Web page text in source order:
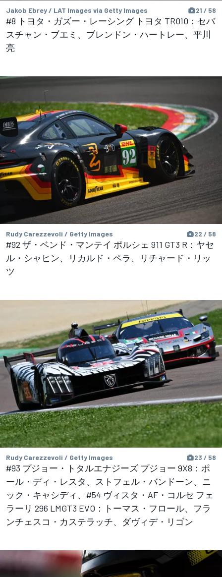
Jakob Ebrey / LAT Images via Getty Images 21 / 58
#8 トヨタ・ガズー・レーシング トヨタ TR010：セバ
スチャン・ブエミ、ブレンドン・ハートレー、平川
亮
Rudy Carezzevoli / Getty Images 22 / 58
#92 ザ・ベンド・マンテイ ポルシェ 911 GT3 R：ヤセ
ル・シャヒン、リカルド・ペラ、リチャード・リッ
ツ
Rudy Carezzevoli / Getty Images 23 / 58
#93 プジョー・トタルエナジーズ プジョー 9X8：ポ
ール・ディ・レスタ、ストフェル・バンドーン、ニ
ック・キャシディ、#54 ヴィスタ・AF・コルセ フェ
ラーリ 296 LMGT3 EVO：トーマス・フロール、フラ
ンチェスコ・カステラッチ、ダヴィデ・リゴン